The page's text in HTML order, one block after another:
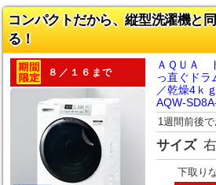
コンパクトだから、縦型洗濯機と
る！
８／１６まで
ＡＱＵＡ
っ直ぐドラ
／乾燥4
AQW-
1週間前後
サイズ
下取り